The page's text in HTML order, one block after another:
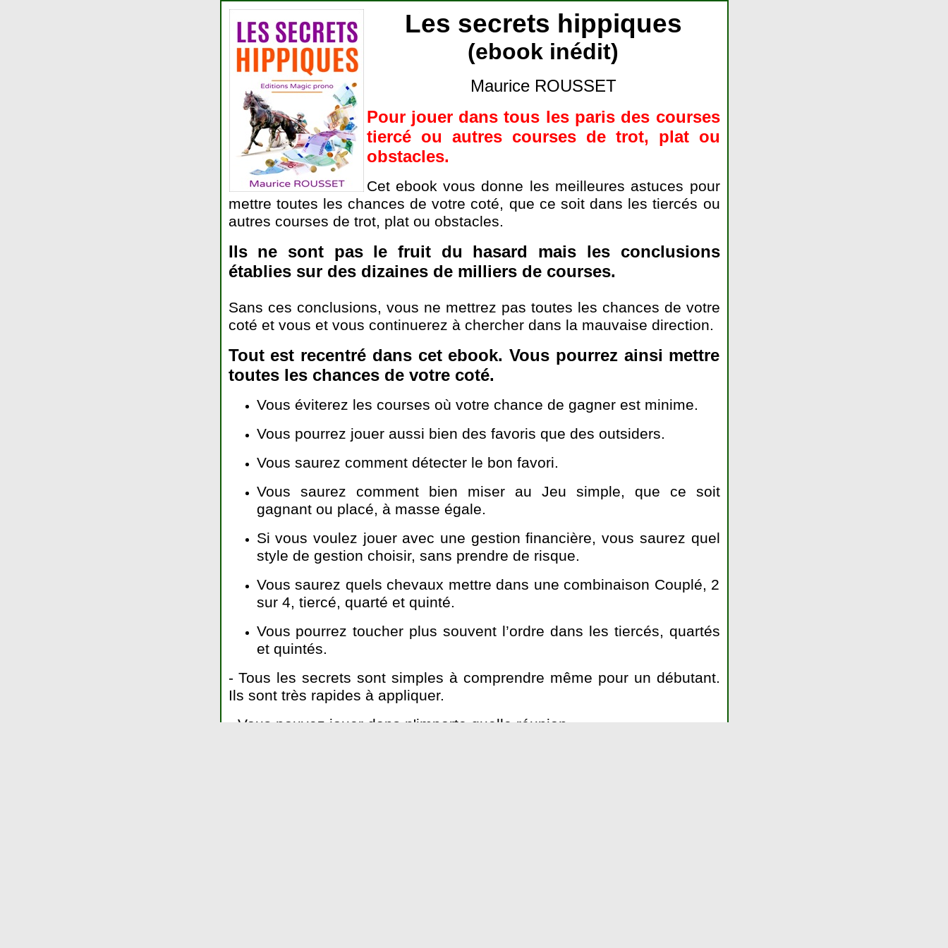
Les secrets hippiques
(ebook inédit)
Maurice ROUSSET
Pour jouer dans tous les paris des courses
tiercé ou autres courses de trot, plat ou
obstacles.
Cet ebook vous donne les meilleures astuces pour
mettre toutes les chances de votre coté, que ce soit dans les tiercés ou
autres courses de trot, plat ou obstacles.
Ilsne sont pas le fruit du hasard mais les conclusions
établies sur des dizaines de milliers de courses.
Sans ces conclusions, vous ne mettrez pas toutes les chances de votre
coté et vous et vous continuerez à chercher dans la mauvaise direction.
Tout est recentré dans cet ebook. Vous pourrez ainsi mettre
toutes les chances de votre coté.
Vous éviterez les courses où votre chance de gagner est minime.
Vous pourrez jouer aussi bien des favoris que des outsiders.
Vous saurez comment détecter le bon favori.
Vous saurez comment bien miser au Jeu simple, que ce soit
gagnant ou placé, à masse égale.
Si vous voulez jouer avec une gestion financière, vous saurez quel
style de gestion choisir, sans prendre de risque.
Vous saurez quels chevaux mettre dans une combinaison Couplé, 2
sur 4, tiercé, quarté et quinté.
Vous pourrez toucher plus souvent l’ordre dans les tiercés, quartés
et quintés.
- Tous les secrets sont simples à comprendre même pour un débutant.
Ils sont très rapides à appliquer.
- Vous pouvez jouer dans n'importe quelle réunion.